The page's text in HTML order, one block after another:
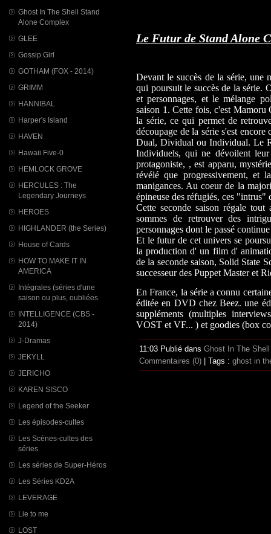
Ghost In The Shell Stand
Alone Complex
GLEE
Gossip Girl
GOTHAM (FOX - 2014)
GRIMM
HANNIBAL
Harper's Island
HAVEN
Hawaii Five-0
HEMLOCK GROVE
HERCULES : The
Legendary Journeys
HEROES
HIGHLANDER (the Series)
House of Cards
HOW TO MAKE IT IN
AMERICA
Intégrales (séries d'une
saison ou plus, oubliées
INTELLIGENCE (CBS -
2014)
J-Dramas
JEKYLL
JERICHO
KAREN SISCO
Legend of the Seeker
Les épisodes-cultes
Les Scènes-cultes des
séries
Les séries de Super-Héros
Les Séries KD2A
LEVERAGE
Lie to me
LOST
Le Futur de Stand Alone
Devant le succès de la série,
qui poursuit le succès de la série.
et personnages, et le mélange
saison 1. Cette fois, c'est
la série, ce qui permet de
découpage de la série s'est
Dual, Dividual ou Individual. Le
Individuels, qui ne dévoilent leur
protagoniste, , est apparu,
révélé que progressivement, et
manigances. Au coeur de la
épineuse des réfugiés, ces "intrus"
Cette seconde saison régale
sommes de retrouver des
personnages dont le passé
Et le futur de cet univers se
la production d' un film d'
de la seconde saison, Solid State
successeur des Puppet Master et
En France, la série a connu
éditée en DVD chez Beez. une
suppléments (multiples
VOST et VF... ) et goodies (box
11:03 Publié dans Ghost In The
Commentaires (0) | Tags : ghost in